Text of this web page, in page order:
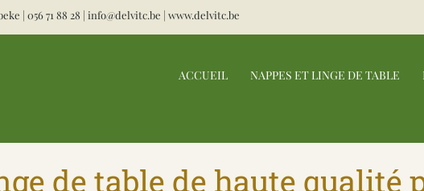
| 056 71 88 28 | info@delvitc.be | www.delvitc.be
ACCUEIL NAPPES ET LINGE DE TABLE
de table de haute qualité